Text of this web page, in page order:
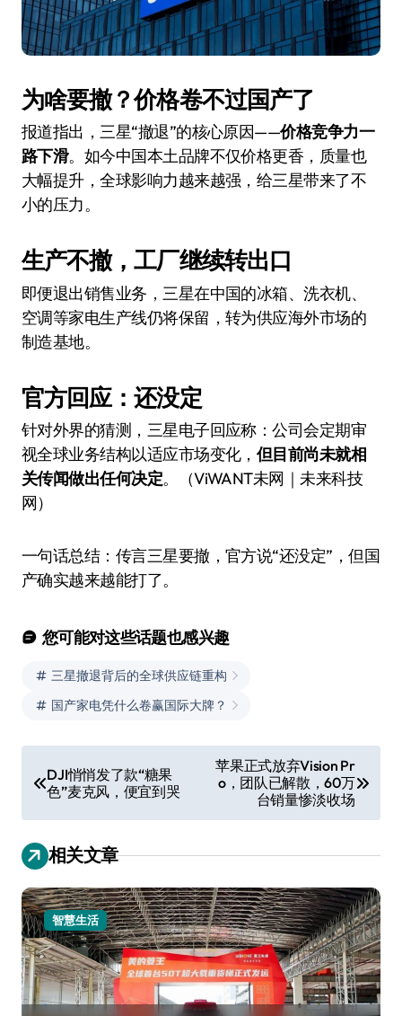
为啥要撤？价格卷不过国产了
报道指出，三星“撤退”的核心原因——价格竞争力一
路下滑。如今中国本土品牌不仅价格更香，质量也
大幅提升，全球影响力越来越强，给三星带来了不
小的压力。
生产不撤，工厂继续转出口
即便退出销售业务，三星在中国的冰箱、洗衣机、
空调等家电生产线仍将保留，转为供应海外市场的
制造基地。
官方回应：还没定
针对外界的猜测，三星电子回应称：公司会定期审
视全球业务结构以适应市场变化， 但目前尚未就相
关传闻做出任何决定。（ViWANT未网｜未来科技
网）
一句话总结：传言三星要撤，官方说“还没定”，但国
产确实越来越能打了。
您可能对这些话题也感兴趣
三星撤退背后的全球供应链重构
国产家电凭什么卷赢国际大牌？
章
导
航
DJI悄悄发了款“糖果
色”麦克风，便宜到哭
苹果正式放弃Vision Pr
o，团队已解散，60万
台销量惨淡收场
相关文章
智慧生活